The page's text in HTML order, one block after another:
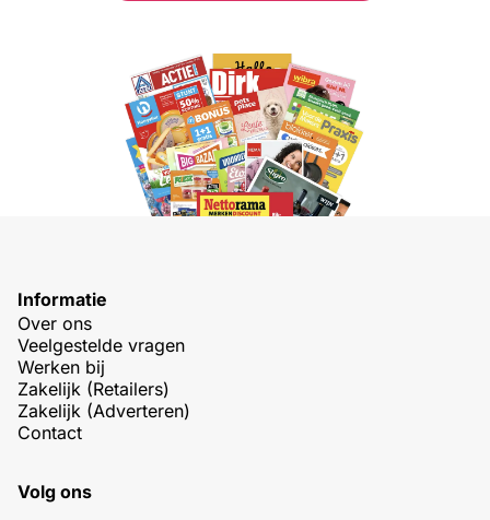
Informatie
Over ons
Veelgestelde vragen
Werken bij
Zakelijk (Retailers)
Zakelijk (Adverteren)
Contact
Volg ons